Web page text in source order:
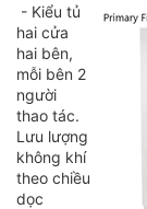
- Kiểu tủ
hai cửa
hai bên,
mỗi bên 2
người
thao tác.
Lưu lượng
không khí
theo chiều
dọc